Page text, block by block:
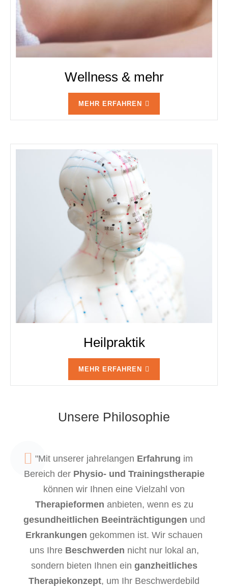
Wellness & mehr
MEHR ERFAHREN
Heilpraktik
MEHR ERFAHREN
Unsere Philosophie
Mit unserer jahrelangen Erfahrung im
Bereich der Physio- und Trainingstherapie
können wir Ihnen eine Vielzahl von
Therapieformen anbieten, wenn es zu
gesundheitlichen Beeinträchtigungen und
Erkrankungen gekommen ist. Wir schauen
uns Ihre Beschwerden nicht nur lokal an,
sondern bieten Ihnen ein ganzheitliches
Therapiekonzept, um Ihr Beschwerdebild